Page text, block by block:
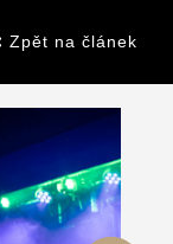
Zpět na článek